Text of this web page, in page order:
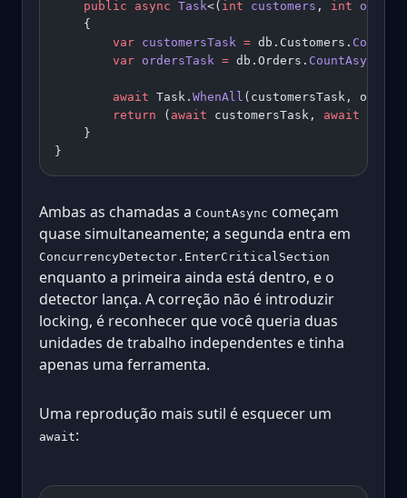
    public
async Task<( int customers , int orders
    {
        var
customersTask = db.Customers.
        var
ordersTask = db.Orders. CountAsync
        await
Task. WhenAll (customersTask,
        return
( await customersTask, await
    }
}
Ambas as chamadas a CountAsync começam
quase simultaneamente; a segunda entra em
ConcurrencyDetector.EnterCriticalSection
enquanto a primeira ainda está dentro, e o
detector lança. A correção não é introduzir
locking, é reconhecer que você queria duas
unidades de trabalho independentes e tinha
apenas uma ferramenta.
Uma reprodução mais sutil é esquecer um
await: